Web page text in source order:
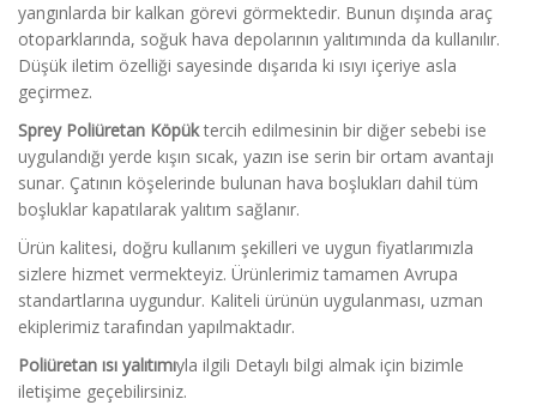
yangınlarda bir kalkan görevi görmektedir. Bunun dışında araç
otoparklarında, soğuk hava depolarının yalıtımında da kullanılır.
Düşük iletim özelliği sayesinde dışarıda ki ısıyı içeriye asla
geçirmez.
Sprey Poliüretan Köpüktercih edilmesinin bir diğer sebebi ise
uygulandığı yerde kışın sıcak, yazın ise serin bir ortam avantajı
sunar. Çatının köşelerinde bulunan hava boşlukları dahil tüm
boşluklar kapatılarak yalıtım sağlanır.
Ürün kalitesi, doğru kullanım şekilleri ve uygun fiyatlarımızla
sizlere hizmet vermekteyiz. Ürünlerimiz tamamen Avrupa
standartlarına uygundur. Kaliteli ürünün uygulanması, uzman
ekiplerimiz tarafından yapılmaktadır.
Poliüretan ısı yalıtımıyla ilgili Detaylı bilgi almak için bizimle
iletişime geçebilirsiniz.